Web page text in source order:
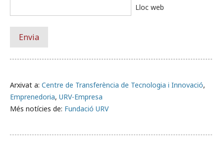
Arxivat a: Centre de Transferència de Tecnologia i Innovació,
Emprenedoria, URV-Empresa
Més notícies de: Fundació URV
Lloc web